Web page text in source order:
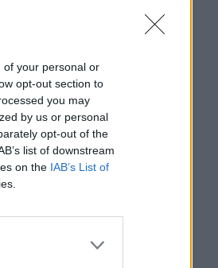
of your personal or
opt-out section to
you may
by us or personal
opt-out of the
list of downstream
on the IAB’s List of
1